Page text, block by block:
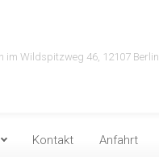
im Wildspitzweg 46, 12107 Berlin
Kontakt Anfahrt